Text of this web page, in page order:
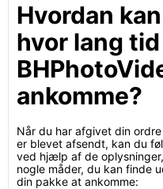
Hvordan
hvor lang
ankomme?
Når du har afgivet din
er blevet afsendt, kan du
ved hjælp af de
nogle måder, du kan finde
din pakke at ankomme: